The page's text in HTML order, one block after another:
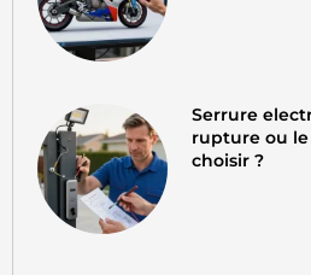
Serrure
rupture ou
choisir ?